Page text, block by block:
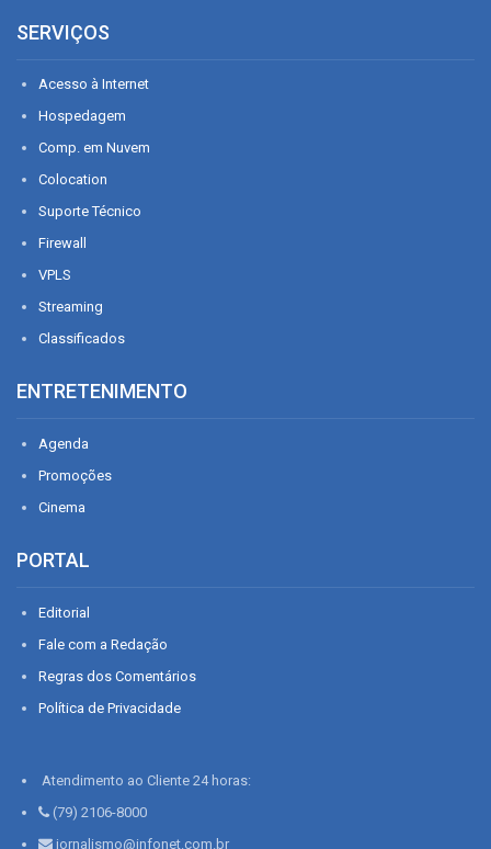
SERVIÇOS
Acesso à Internet
Hospedagem
Comp. em Nuvem
Colocation
Suporte Técnico
Firewall
VPLS
Streaming
Classificados
ENTRETENIMENTO
Agenda
Promoções
Cinema
PORTAL
Editorial
Fale com a Redação
Regras dos Comentários
Política de Privacidade
Atendimento ao Cliente 24 horas:
(79) 2106-8000
jornalismo@infonet.com.br